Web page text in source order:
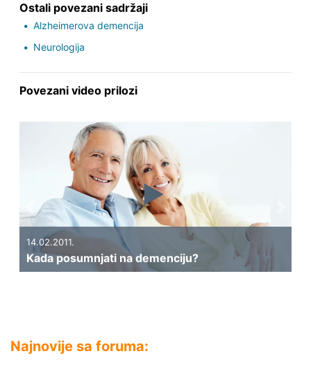
Ostali povezani sadržaji
Alzheimerova demencija
Neurologija
Povezani video prilozi
14.02.2011.
Kada posumnjati na demenciju?
Previous
Najnovije sa foruma: